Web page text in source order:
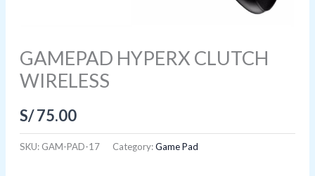
GAMEPAD HYPERX CLUTCH
WIRELESS
S/75.00
SKU: GAM-PAD-17 Category:Game Pad